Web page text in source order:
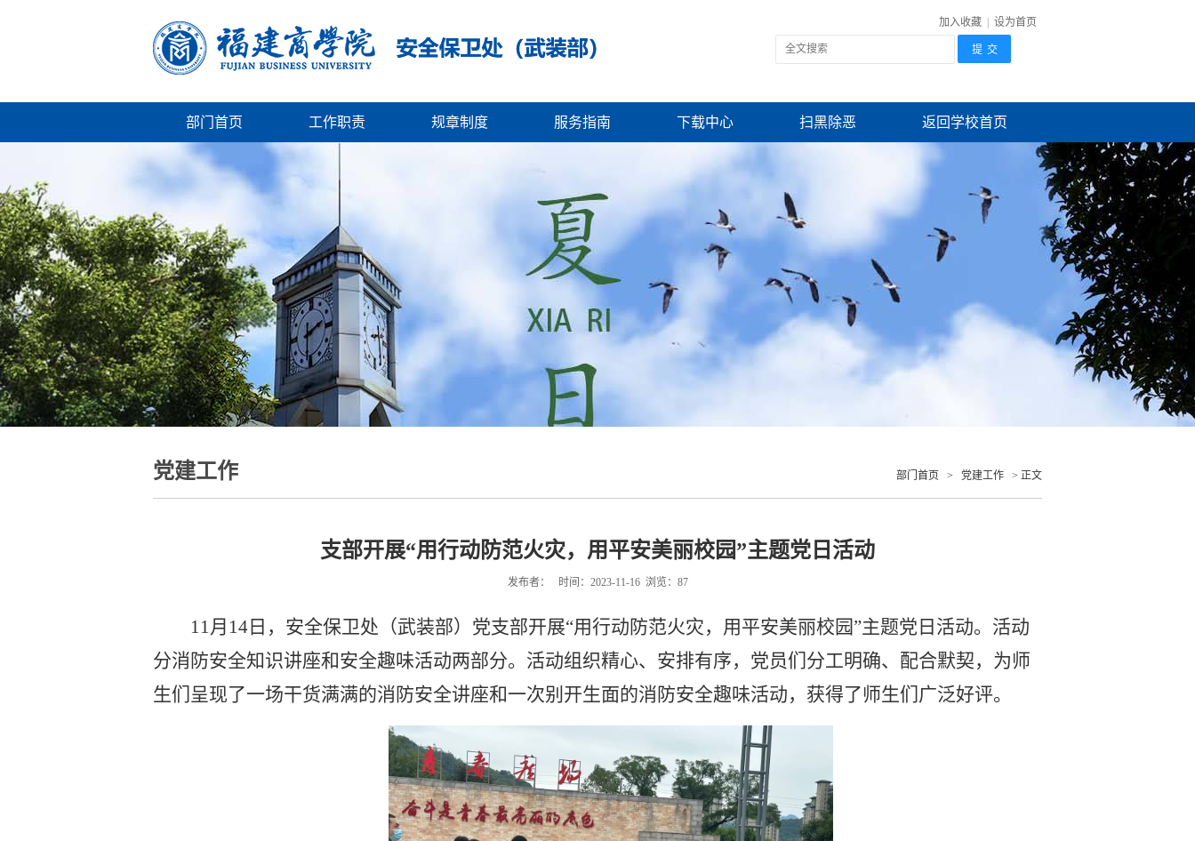
加入收藏 设为首页
部门首页 工作职责 规章制度 服务指南 下载中心 扫黑除恶 返回学校首页
党建工作 部门首页 > 党建工作 > 正文
支部开展“用行动防范火灾，用平安美丽校园”主题党日活动
发布者： 时间：2023-11-16 浏览： 87
11月 14 日，安全保卫处（武装部）党支部开展“用行动防范火灾，用平安美丽校园”主题党日活动。活动
分消防安全知识讲座和安全趣味活动两部分。活动组织精心、安排有序，党员们分工明确、配合默契，为师
生们呈现了一场干货满满的消防安全讲座和一次别开生面的消防安全趣味活动，获得了师生们广泛好评。